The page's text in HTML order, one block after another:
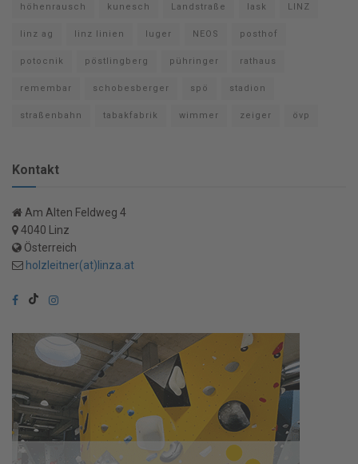
höhenrausch kunesch Landstraße lask LINZ
linz ag linz linien luger NEOS posthof
potocnik pöstlingberg pühringer rathaus
remembar schobesberger spö stadion
straßenbahn tabakfabrik wimmer zeiger övp
Kontakt
Am Alten Feldweg 4
4040 Linz
Österreich
holzleitner(at)linza.at